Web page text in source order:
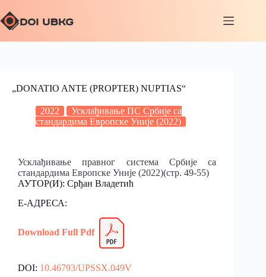
„DONATIO ANTE (PROPTER) NUPTIAS“
2022
Усклађивање ПС Србије са
стандардима Европске Уније (2022)
Усклађивање правног система Србије са
стандардима Европске Уније (2022)(стр. 49-55)
АУТОР(И): Срђан Владетић
Е-АДРЕСА:
Download Full Pdf
DOI: 10.46793/UPSSX.049V